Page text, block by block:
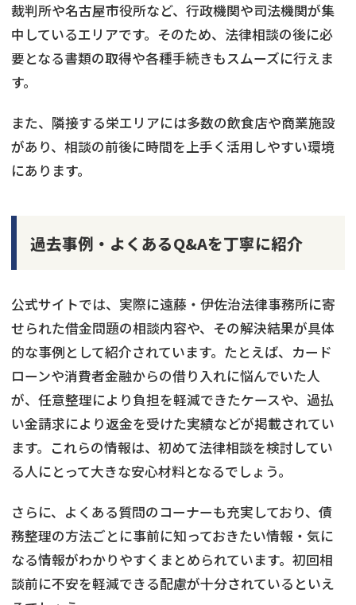
裁判所や名古屋市役所など、行政機関や司法機関が集
中しているエリアです。そのため、法律相談の後に必
要となる書類の取得や各種手続きもスムーズに行えま
す。
また、隣接する栄エリアには多数の飲食店や商業施設
があり、相談の前後に時間を上手く活用しやすい環境
にあります。
過去事例・よくあるQ&Aを丁寧に紹介
公式サイトでは、実際に遠藤・伊佐治法律事務所に寄
せられた借金問題の相談内容や、その解決結果が具体
的な事例として紹介されています。たとえば、カード
ローンや消費者金融からの借り入れに悩んでいた人
が、任意整理により負担を軽減できたケースや、過払
い金請求により返金を受けた実績などが掲載されてい
ます。これらの情報は、初めて法律相談を検討してい
る人にとって大きな安心材料となるでしょう。
さらに、よくある質問のコーナーも充実しており、債
務整理の方法ごとに事前に知っておきたい情報・気に
なる情報がわかりやすくまとめられています。初回相
談前に不安を軽減できる配慮が十分されているといえ